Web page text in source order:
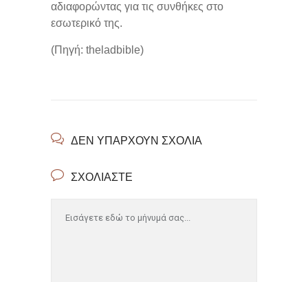
αδιαφορώντας για τις συνθήκες στο
εσωτερικό της.
(Πηγή: theladbible)
ΔΕΝ ΥΠΆΡΧΟΥΝ ΣΧΌΛΙΑ
ΣΧΟΛΙΆΣΤΕ